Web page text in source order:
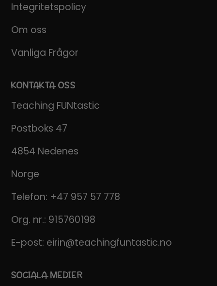
Integritetspolicy
Om oss
Vanliga Frågor
KONTAKTA OSS
Teaching FUNtastic
Postboks 47
4854 Nedenes
Norge
Telefon: +47 957 57 778
Org. nr.: 915760198
E-post: eirin@teachingfuntastic.no
SOCIALA MEDIER